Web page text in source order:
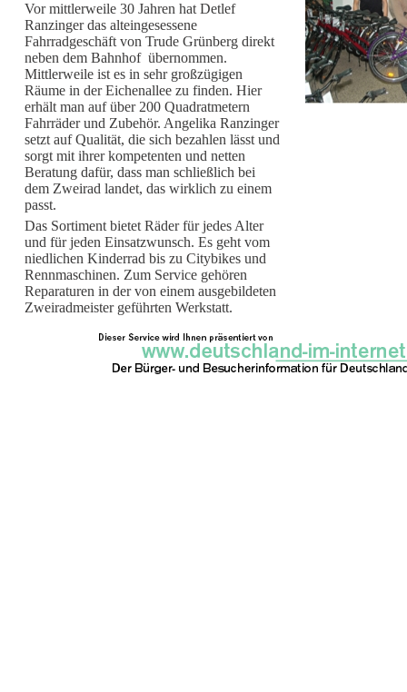
Vor mittlerweile 30 Jahren hat Detlef
Ranzinger das alteingesessene
Fahrradgeschäft von Trude Grünberg direkt
neben dem Bahnhof übernommen.
Mittlerweile ist es in sehr großzügigen
Räume in der Eichenallee zu finden. Hier
erhält man auf über 200 Quadratmetern
Fahrräder und Zubehör. Angelika Ranzinger
setzt auf Qualität, die sich bezahlen lässt und
sorgt mit ihrer kompetenten und netten
Beratung dafür, dass man schließlich bei
dem Zweirad landet, das wirklich zu einem
passt.
Das Sortiment bietet Räder für jedes Alter
und für jeden Einsatzwunsch. Es geht vom
niedlichen Kinderrad bis zu Citybikes und
Rennmaschinen. Zum Service gehören
Reparaturen in der von einem ausgebildeten
Zweiradmeister geführten Werkstatt.